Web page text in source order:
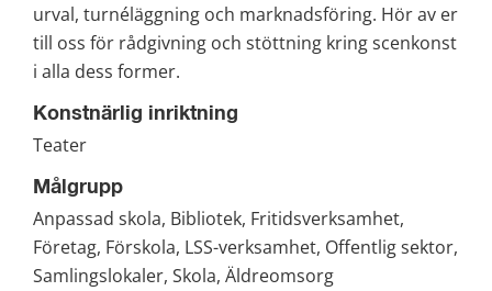
urval, turnéläggning och marknadsföring. Hör av er
till oss för rådgivning och stöttning kring scenkonst
i alla dess former.
Konstnärlig inriktning
Teater
Målgrupp
Anpassad skola, Bibliotek, Fritidsverksamhet,
Företag, Förskola, LSS-verksamhet, Offentlig sektor,
Samlingslokaler, Skola, Äldreomsorg